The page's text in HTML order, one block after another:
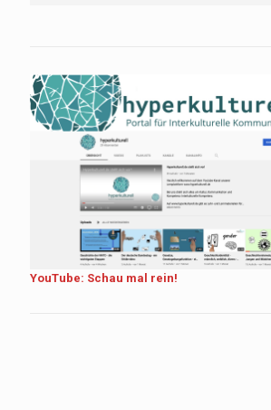
YouTube: Schau mal rein!